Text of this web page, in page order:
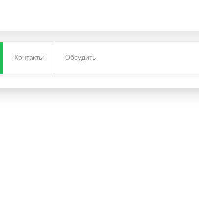
Контакты Обсудить